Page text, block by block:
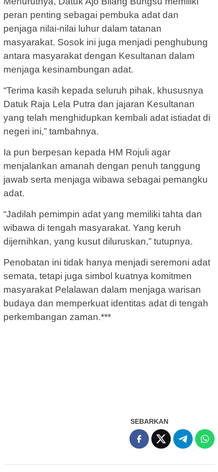
peran penting sebagai pembuka adat dan
penjaga nilai-nilai luhur dalam tatanan
masyarakat. Sosok ini juga menjadi penghubung
antara masyarakat dengan Kesultanan dalam
menjaga kesinambungan adat.
“Terima kasih kepada seluruh pihak, khususnya
Datuk Raja Lela Putra dan jajaran Kesultanan
yang telah menghidupkan kembali adat istiadat di
negeri ini,” tambahnya.
Ia pun berpesan kepada HM Rojuli agar
menjalankan amanah dengan penuh tanggung
jawab serta menjaga wibawa sebagai pemangku
adat.
“Jadilah pemimpin adat yang memiliki tahta dan
wibawa di tengah masyarakat. Yang keruh
dijernihkan, yang kusut diluruskan,” tutupnya.
Penobatan ini tidak hanya menjadi seremoni adat
semata, tetapi juga simbol kuatnya komitmen
masyarakat Pelalawan dalam menjaga warisan
budaya dan memperkuat identitas adat di tengah
perkembangan zaman.***
SEBARKAN